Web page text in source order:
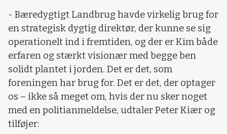
- Bæredygtigt Landbrug havde virkelig brug for
en strategisk dygtig direktør, der kunne se sig
operationelt ind i fremtiden, og der er Kim både
erfaren og stærkt visionær med begge ben
solidt plantet i jorden. Det er det, som
foreningen har brug for. Det er det, der optager
os – ikke så meget om, hvis der nu sker noget
med en politianmeldelse, udtaler Peter Kiær og
tilføjer: